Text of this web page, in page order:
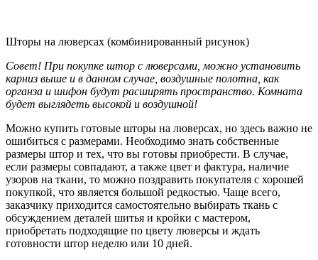
Шторы на люверсах (комбинированный рисунок)
Совет! При покупке штор с люверсами, можно установить
карниз выше и в данном случае, воздушные полотна, как
органза и шифон будут расширять пространство. Комната
будет выглядеть высокой и воздушной!
Можно купить готовые шторы на люверсах, но здесь важно не
ошибиться с размерами. Необходимо знать собственные
размеры штор и тех, что вы готовы приобрести. В случае,
если размеры совпадают, а также цвет и фактура, наличие
узоров на ткани, то можно поздравить покупателя с хорошей
покупкой, что является большой редкостью. Чаще всего,
заказчику приходится самостоятельно выбирать ткань с
обсуждением деталей шитья и кройки с мастером,
приобретать подходящие по цвету люверсы и ждать
готовности штор неделю или 10 дней.